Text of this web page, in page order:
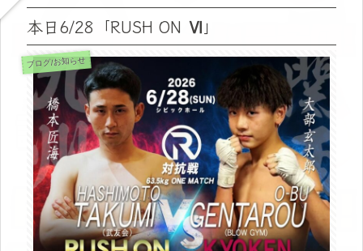
本日6/28「RUSH ON Ⅵ」
ブログ/お知らせ